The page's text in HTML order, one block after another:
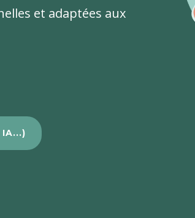
et adaptées aux
IA...)